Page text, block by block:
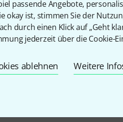
passende Angebote,
okay ist, stimmen Sie der
durch einen Klick auf „Geht
jederzeit über die Cookie-
ablehnen Weitere
Monitoring für bis zu 4 Nutzer;
Erweiterbar durch zusätzliche